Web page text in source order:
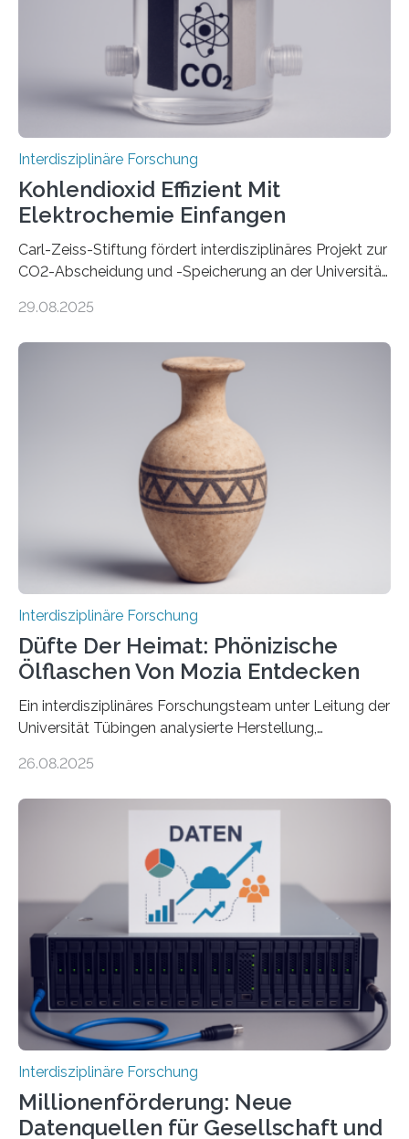
anderen Menschen“, so die Sprachwissenschaftlerin
Prof. Dr. Christina Sanchez-Stockhammer von der
Technischen Universität…
Interdisziplinäre Forschung
Kohlendioxid Effizient Mit
Elektrochemie Einfangen
Carl-Zeiss-Stiftung fördert interdisziplinäres Projekt zur
CO2-Abscheidung und -Speicherung an der Universität
von CO2-Emissionen gilt als wichtige Maßnahme zur
Erdatmosphäre, sondern auch das Fangen und
Speichern des Treibhausgases aus der Luft.
Dementsprechend hat auch die aktuelle
Bundesregierung in ihrem Koalitionsvertrag die
Entwicklung von CO2-Abscheidungs- und
Speicherungstechnologien als Ziel ausgegeben.
Insbesondere das sogenannte Direct Air Capture (DAC)
betrachtet sie dabei als „vielversprechende
Zukunftstechnologie, um Negativemissionen zu heben“.
Wissenschaftlerinnen…
29.08.2025
Interdisziplinäre Forschung
Düfte Der Heimat: Phönizische
Ölflaschen Von Mozia Entdecken
Ein interdisziplinäres Forschungsteam unter Leitung der
Universität Tübingen analysierte Herstellung,
aus der phönizischen Siedlung Mozia, vor der Küste
immaterielle Dimension der Antike und die zentrale
Rolle von Düften für die Identitätsbildung, die
Erinnerungskultur sowie den interkulturellen Austausch
im Mittelmeerraum der Eisenzeit. Zum ersten Mal hat
ein interdisziplinäres Forscherteam eine umfassende
Analyse der Herstellung, Technologie und Inhalte von
51 keramischen Ölgefäßen aus der phönizischen
Siedlung Mozia auf…
26.08.2025
Interdisziplinäre Forschung
Millionenförderung: Neue
Datenquellen für Gesellschaft und